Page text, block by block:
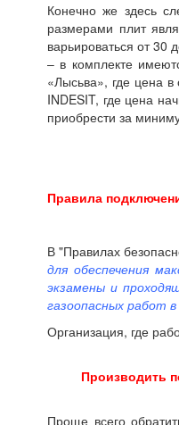
Конечно же здесь
размерами плит
варьироваться от 30
– в комплекте
«Лысьва», где цена
INDESIT, где цена
приобрести за
Правила
В "Правилах
для обеспечения
экзамены и
газоопасных работ
Организация, где
Производить
Проще всего